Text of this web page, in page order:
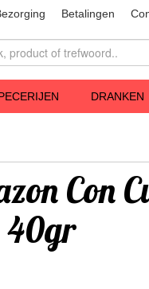
Betalingen
DRANKEN
Con
40gr